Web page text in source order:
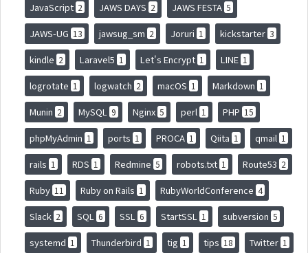
JavaScript 2 JAWS DAYS 2 JAWS FESTA 5
JAWS-UG 13 jawsug_sm 2 Joruri 1 kickstarter 3
kindle 2 Laravel5 1 Let's Encrypt 1 LINE 1
logrotate 1 logwatch 2 macOS 1 Markdown 1
Munin 2 MySQL 9 Nginx 5 perl 1 PHP 15
phpMyAdmin 1 ports 1 PROCA 1 Qiita 1 qmail 1
rails 1 RDS 1 Redmine 5 robots.txt 1 Route53 2
Ruby 11 Ruby on Rails 1 RubyWorldConference 4
Slack 2 SQL 6 SSL 6 StartSSL 1 subversion 5
systemd 1 Thunderbird 1 tig 1 tips 18 Twitter 1